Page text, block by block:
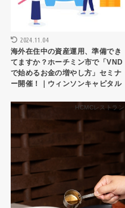
2024.11.04
海外在住中の資産運用、準備でき
てますか？ホーチミン市で「VND
で始めるお金の増やし方」セミナ
ー開催！｜ウィンソンキャピタル
HCMCレストラン